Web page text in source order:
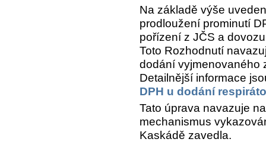
Na základě výše
prodloužení prominutí
pořízení z JČS a
Toto Rozhodnutí
dodání vyjmenovaného
Detailnější informace
DPH u dodání
Tato úprava navazuje
mechanismus
Kaskádě zavedla.